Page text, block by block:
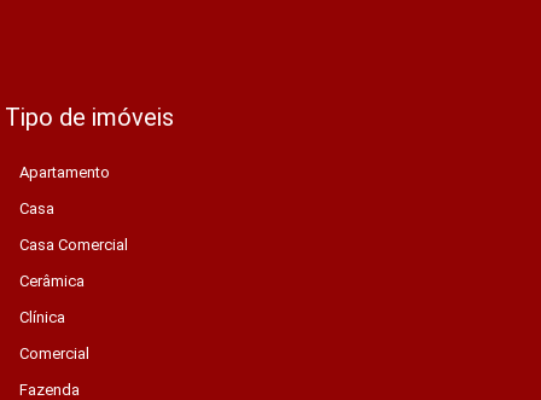
Tipo de imóveis
Apartamento
Casa
Casa Comercial
Cerâmica
Clínica
Comercial
Fazenda